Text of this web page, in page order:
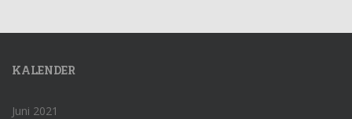
KALENDER
Juni 2021